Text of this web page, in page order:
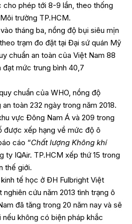
phép tới 8-9 lần, theo thống
trường TP.HCM.
tháng ba, nồng độ bụi siêu mịn
trạm đo đặt tại Đại sứ quán Mỹ
chuẩn an toàn của Việt Nam 88
đạt mức trung bình 40,7
chuẩn của WHO, nồng độ
toàn 232 ngày trong năm 2018.
vực Đông Nam Á và 209 trong
được xếp hạng về mức độ ô
cáo “Chất lượng Không khí
ty IQAir. TP.HCM xếp thứ 15 trong
thế giới.
tế học ở ĐH Fulbright Việt
cứu năm 2013 tình trạng ô
đã tăng trong 20 năm nay và sẽ
không có biện pháp khắc